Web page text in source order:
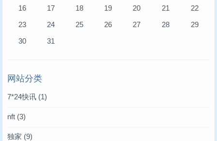
16
17 18 19 20 21
22
23
24 25 26 27 28
29
30
31
网站分类
7*24快讯 (1)
nft (3)
独家 (9)